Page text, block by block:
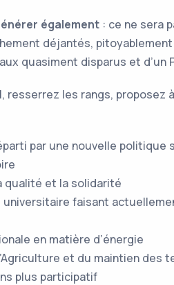
également : ce ne sera
déjantés,
quasiment disparus et
resserrez les rangs,
par une nouvelle politique
qualité et la solidarité
faisant
en matière d’énergie
et du maintien des
plus participatif